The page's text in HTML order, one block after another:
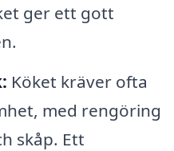
ger ett gott
Köket kräver ofta
med rengöring
skåp. Ett